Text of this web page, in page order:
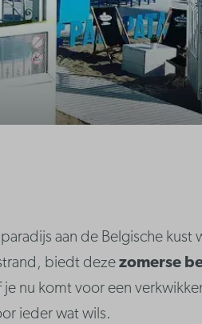
aan de Belgische kust
biedt dezezomerse
nu komt voor een
ieder wat wils.